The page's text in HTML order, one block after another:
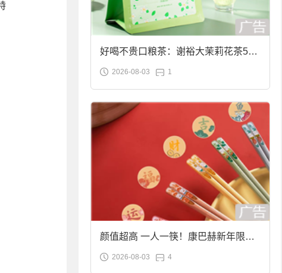
好喝不贵口粮茶：谢裕大茉莉花茶50g
袋装9.9元到手
2026-08-03 1
颜值超高 一人一筷！康巴赫新年限定
合金筷子大促：19.9元
2026-08-03 4